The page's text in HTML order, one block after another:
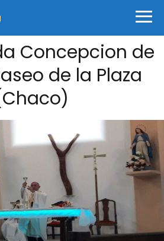
Concepcion de
de la Plaza